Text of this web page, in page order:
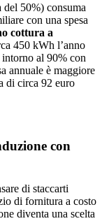
50%) consuma
con una spesa
cottura a
450 kWh l’anno
al 90% con
annuale è maggiore
di circa 92 euro
con
di staccarti
di fornitura a costo
diventa una scelta